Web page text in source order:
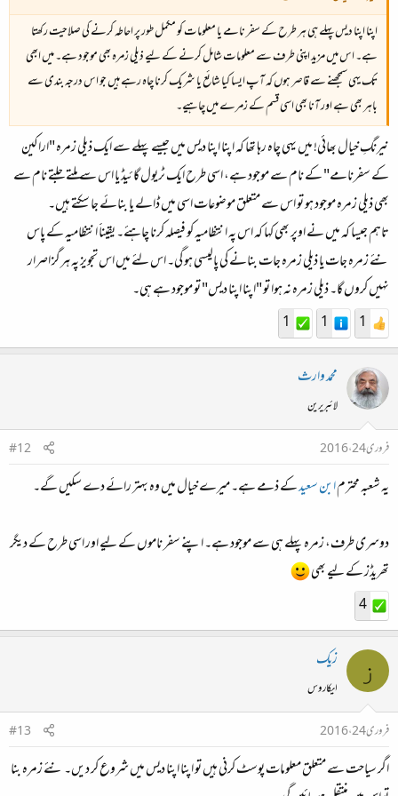
اپنا اپنا دیس پہلے ہی ہر طرح کے سفر نامے یا معلومات کو مکمل طور پر احاطہ کرنے کی صلاحیت رکھتا
ہے۔ اس میں مزید اپنی طرف سے معلومات شامل کرنے کے لیے ذیلی زمرہ بھی موجود ہے۔ میں ابھی
تک یہی سمجھنے سے قاصر ہوں کہ آپ ایسا کیا شائع یا شریک کرنا چاہ رہے ہیں جو اس درجہ بندی سے
باہر بھی ہے اور آنا بھی اسی قسم کے زمرے میں چاہیے۔
نیرنگِ خیال بھائی! میں یہی چاہ رہا تھا کہ اپنا اپنا دیس میں جیسے پہلے سے ایک ذیلی زمرہ "اراکین
کے سفرنامے" کے نام سے موجود ہے، اسی طرح ایک ٹریول گائیڈ یا اس سے ملتے جلتے نام سے
بھی ذیلی زمرہ موجود ہو تو اس سے متعلق موضوعات اسی میں ڈالے یا بنائے جا سکتے ہیں۔
تاہم جیسا کہ میں نے اوپر بھی کہا کہ اس پہ انتظامیہ کو فیصلہ کرنا چاہئے۔ یقیناََ انتظامیہ کے پاس
نئے زمرہ جات یا ذیلی زمرہ جات بنانے کی پالیسی ہو گی۔ اس لئے میں اس تجویز پہ ہرگز اصرار
نہیں کروں گا۔ ذیلی زمرہ نہ ہوا تو "اپنا اپنا دیس" تو موجود ہے ہی۔
1
1
1
محمد وارث
لائبریرین
فروری 24، 2016
#12
یہ شعبہ محترمابن سعیدکے ذمے ہے۔ میرے خیال میں وہ بہتر رائے دے سکیں گے۔
دوسری طرف، زمرہ پہلے ہی سے موجود ہے۔ اپنے سفر ناموں کے لیے اور اسی طرح کے دیگر
تھریڈز کے لیے بھی
4
ز زیک
ایکاروس
فروری 24، 2016
#13
اگر سیاحت سے متعلق معلومات پوسٹ کرنی ہیں تو اپنا اپنا دیس میں شروع کر دیں۔ نئے زمرہ بنا